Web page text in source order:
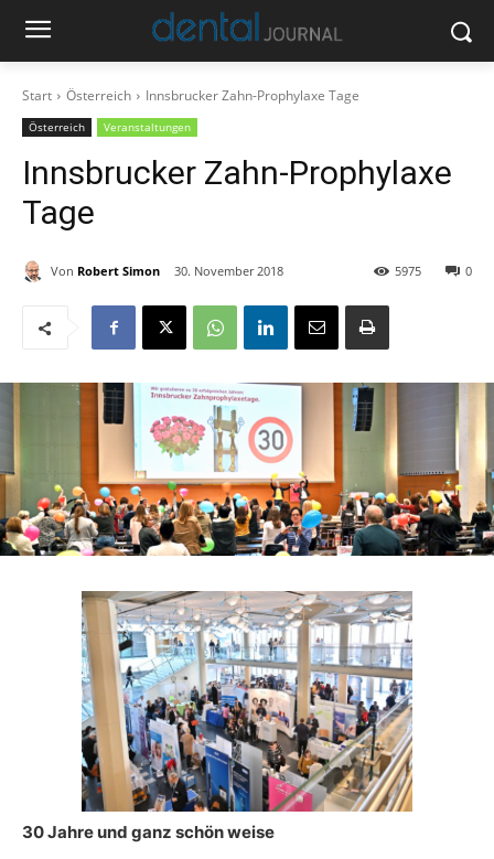
Start Österreich Innsbrucker Zahn-Prophylaxe Tage
Österreich Veranstaltungen
Innsbrucker Zahn-Prophylaxe
Tage
Von Robert Simon 30. November 2018 0
5975
30 Jahre und ganz schön weise